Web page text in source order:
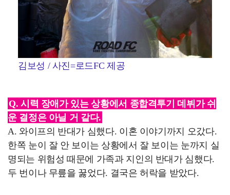
김보성 / 사진=로드FC 제공
Q. 시력 장애가 있는 상황에서 종합격투기 데뷔가 쉬
운 결정은 아닐 거 같다.
A. 와이프의 반대가 심했다. 이혼 이야기까지 오갔다.
한쪽 눈이 잘 안 보이는 상황에서 잘 보이는 눈까지 실
명되는 위험성 때문에 가족과 지인의 반대가 심했다.
두 번이나 무릎을 꿇었다. 결국은 허락을 받았다.